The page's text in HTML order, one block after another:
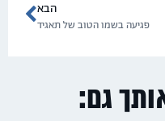
הבא
פגיעה בשמו הטוב של תאגיד
גם: